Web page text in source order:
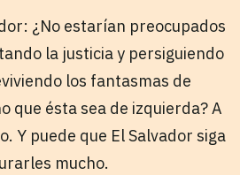
¿No estarían preocupados
la justicia y persiguiendo
los fantasmas de
que ésta sea de izquierda? A
Y puede que El Salvador siga
mucho.